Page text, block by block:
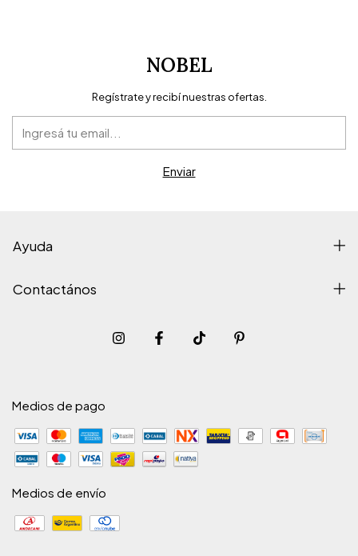
NOBEL
Regístrate y recibí nuestras ofertas.
Ayuda
Contactános
Medios de pago
Medios de envío